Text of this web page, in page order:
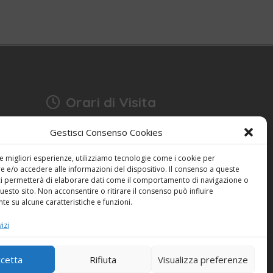
Gestisci Consenso Cookies
migliori esperienze, utilizziamo tecnologie come i cookie per
e/o accedere alle informazioni del dispositivo. Il consenso a queste
permetterà di elaborare dati come il comportamento di navigazione o
sito. Non acconsentire o ritirare il consenso può influire
su alcune caratteristiche e funzioni.
Rifiuta Visualizza preferenze
Orari di Visita
17:15 - 18:30
Festività escluse
Dichiarazione sulla Privacy (UE)
Cookie Policy (UE)
by ENKEY